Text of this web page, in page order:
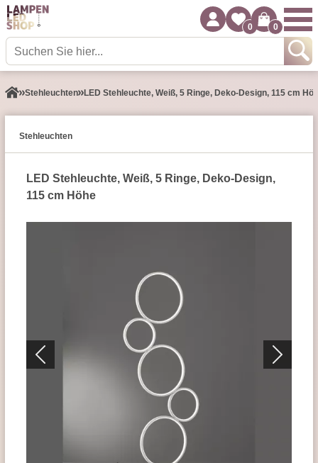
0 0
Stehleuchten LED Stehleuchte, Weiß, 5 Ringe, Deko-Design, 115 cm
Stehleuchten
LED Stehleuchte, Weiß, 5 Ringe, Deko-Design,
115 cm Höhe